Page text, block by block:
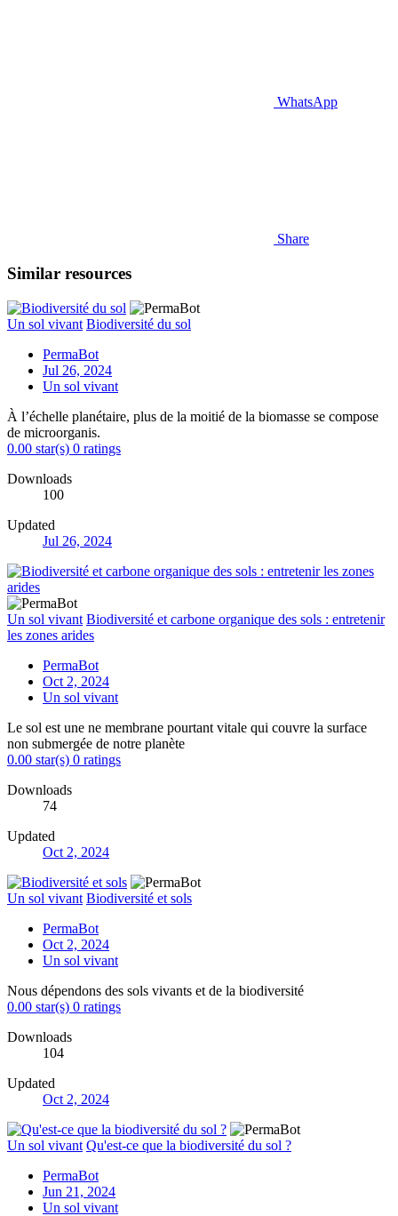
WhatsApp
Share
Similar resources
Un sol vivant Biodiversité du sol
PermaBot
Jul 26, 2024
Un sol vivant
À l’échelle planétaire, plus de la moitié de la biomasse se compose
de microorganis.
0.00 star(s) 0 ratings
Downloads
100
Updated
Jul 26, 2024
Un sol vivant Biodiversité et carbone organique des sols : entretenir
les zones arides
PermaBot
Oct 2, 2024
Un sol vivant
Le sol est une ne membrane pourtant vitale qui couvre la surface
non submergée de notre planète
0.00 star(s) 0 ratings
Downloads
74
Updated
Oct 2, 2024
Un sol vivant Biodiversité et sols
PermaBot
Oct 2, 2024
Un sol vivant
Nous dépendons des sols vivants et de la biodiversité
0.00 star(s) 0 ratings
Downloads
104
Updated
Oct 2, 2024
Un sol vivant Qu'est-ce que la biodiversité du sol ?
PermaBot
Jun 21, 2024
Un sol vivant